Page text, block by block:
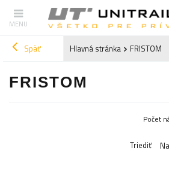
Späť Hlavná stránka FRISTOM
FRISTOM
Počet
Triediť